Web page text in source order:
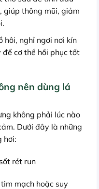
giúp thông mũi, giảm
hôi, nghỉ ngơi nơi kín
cơ thể hồi phục tốt
nên dùng lá
không phải lúc nào
Dưới đây là những
hơi:
rét run
mạch hoặc suy